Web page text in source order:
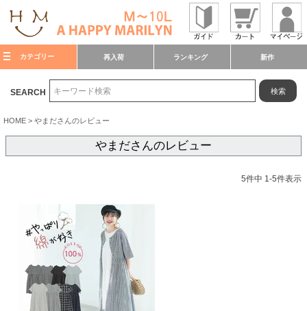
カテゴリー 再入荷 ランキング 新作
SEARCH 検索
HOME やまださんのレビュー
やまださんのレビュー
5件中 1-5件表示